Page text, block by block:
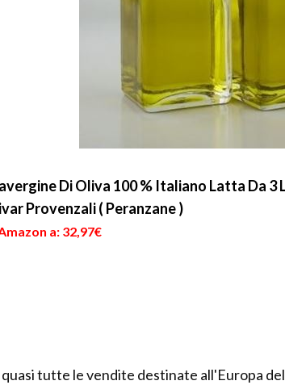
Di Oliva 100 % Italiano Latta Da
Provenzali ( Peranzane )
a: 32,97€
tutte le vendite destinate all'Europa